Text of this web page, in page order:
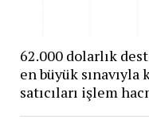
62.000 dolarlık
en büyük sınavıyla
satıcıları işlem